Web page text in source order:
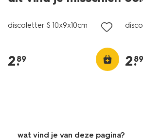
discoletter S 10x9x10cm
2.
89 2.
89
wat vind je van deze pagina?